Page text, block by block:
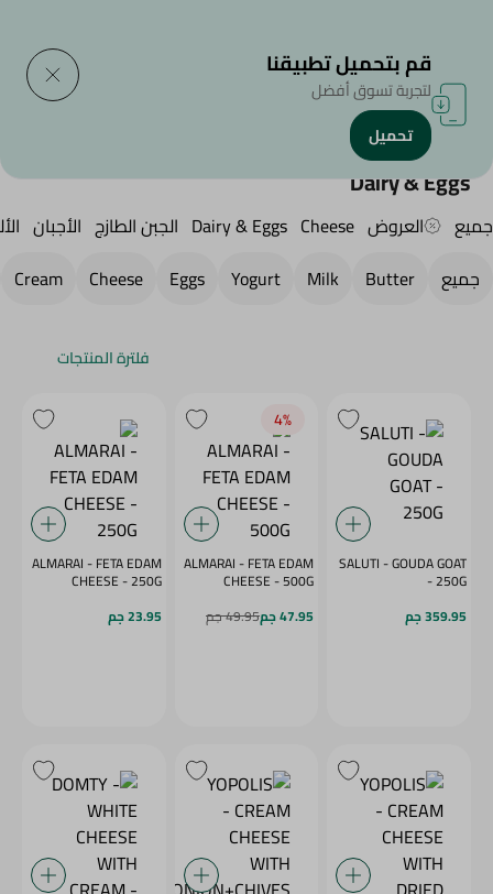
الرئيسية /الجبن,منتجات الألبان والبيض
Dairy & Eggs
جميع العروض Cheese
Dairy & Eggs الجبن الطازج الأجبان
جميع
Butter
Milk
Yogurt
Eggs
Cheese
Cream
فلترة المنتجات
SALUTI - GOUDA GOAT
- 250G
359.95 جم
4‎%‎
ALMARAI - FETA EDAM
CHEESE - 500G
47.95 جم
49.95 جم
ALMARAI - FETA EDAM
CHEESE - 250G
23.95 جم
قم بتحميل تطبيقنا
لتجربة تسوق أفضل
تحميل